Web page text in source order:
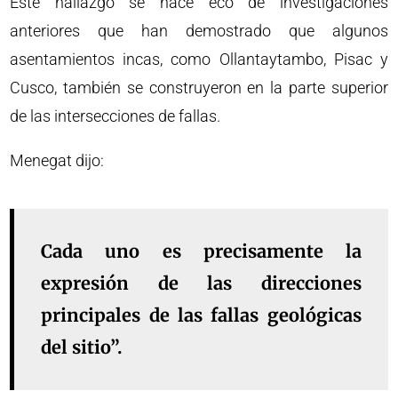
anteriores que han demostrado que algunos
asentamientos incas, como Ollantaytambo, Pisac y
Cusco, también se construyeron en la parte superior
de las intersecciones de fallas.
Menegat dijo:
Cada uno es precisamente la
expresión de las direcciones
principales de las fallas geológicas
del sitio”.